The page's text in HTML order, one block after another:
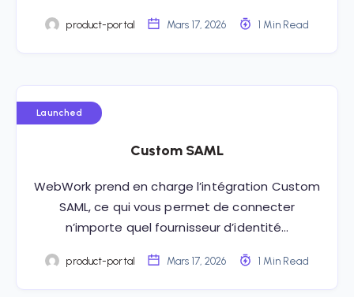
product-portal Mars 17, 2026 1 Min Read
Launched
Custom SAML
WebWork prend en charge l’intégration Custom
SAML, ce qui vous permet de connecter
n’importe quel fournisseur d’identité…
product-portal Mars 17, 2026 1 Min Read